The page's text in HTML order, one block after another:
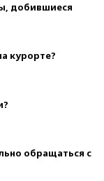
добившиеся
курорте?
обращаться с